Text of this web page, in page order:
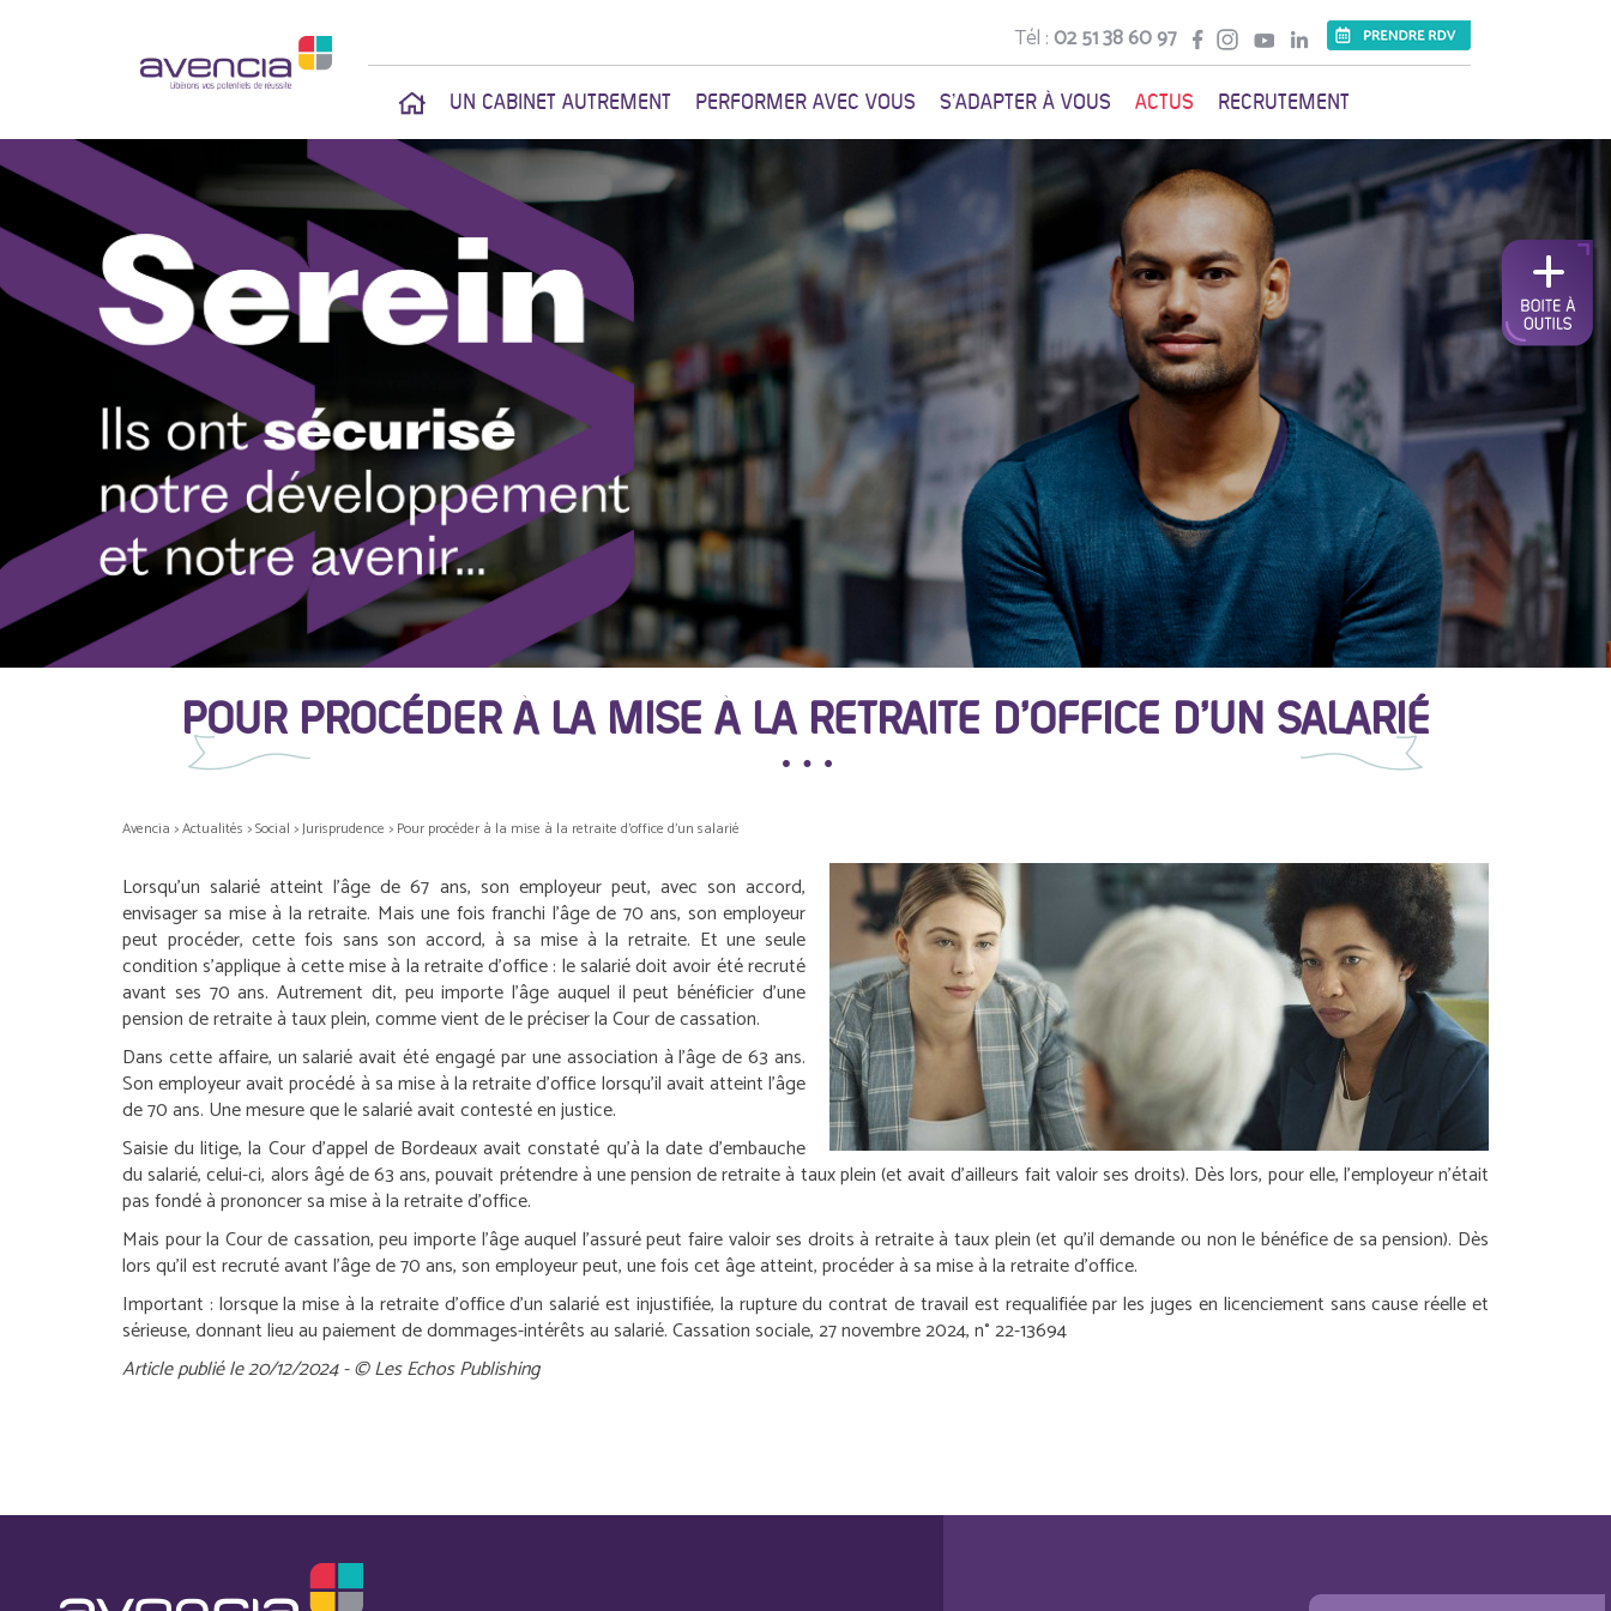
Tél :02 51 38 60 97
UN CABINET AUTREMENT PERFORMER AVEC VOUS S'ADAPTER À VOUS ACTUS RECRUTEMENT
POUR PROCÉDER À LA MISE À LA RETRAITE D’OFFICE D’UN SALARIÉ
Avencia >Actualités >Social >Jurisprudence > Pour procéder à la mise à la retraite d’office d’un salarié
Lorsqu’un salarié atteint l’âge de 67 ans, son employeur peut, avec son accord,
envisager sa mise à la retraite. Mais une fois franchi l’âge de 70 ans, son employeur
peut procéder, cette fois sans son accord, à sa mise à la retraite. Et une seule
condition s’applique à cette mise à la retraite d’office : le salarié doit avoir été recruté
avant ses 70 ans. Autrement dit, peu importe l’âge auquel il peut bénéficier d’une
pension de retraite à taux plein, comme vient de le préciser la Cour de cassation.
Dans cette affaire, un salarié avait été engagé par une association à l’âge de 63 ans.
Son employeur avait procédé à sa mise à la retraite d’office lorsqu’il avait atteint l’âge
de 70 ans. Une mesure que le salarié avait contesté en justice.
Saisie du litige, la Cour d’appel de Bordeaux avait constaté qu’à la date d’embauche
du salarié, celui-ci, alors âgé de 63 ans, pouvait prétendre à une pension de retraite à taux plein (et avait d’ailleurs fait valoir ses droits). Dès lors, pour elle, l’employeur n’était
pas fondé à prononcer sa mise à la retraite d’office.
Mais pour la Cour de cassation, peu importe l’âge auquel l’assuré peut faire valoir ses droits à retraite à taux plein (et qu’il demande ou non le bénéfice de sa pension). Dès
lors qu’il est recruté avant l’âge de 70 ans, son employeur peut, une fois cet âge atteint, procéder à sa mise à la retraite d’office.
Important : lorsque la mise à la retraite d’office d’un salarié est injustifiée, la rupture du contrat de travail est requalifiée par les juges en licenciement sans cause réelle et
sérieuse, donnant lieu au paiement de dommages-intérêts au salarié.Cassation sociale, 27 novembre 2024, n° 22-13694
Article publié le 20/12/2024 - © Les Echos Publishing